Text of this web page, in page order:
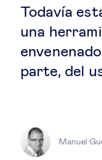
Todavía
una
parte, del
Manuel